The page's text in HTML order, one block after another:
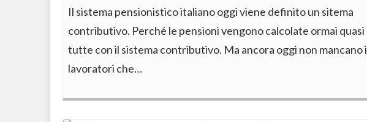
Il sistema pensionistico italiano oggi viene definito un sitema
contributivo. Perché le pensioni vengono calcolate ormai quasi
tutte con il sistema contributivo. Ma ancora oggi non mancano i
lavoratori che…